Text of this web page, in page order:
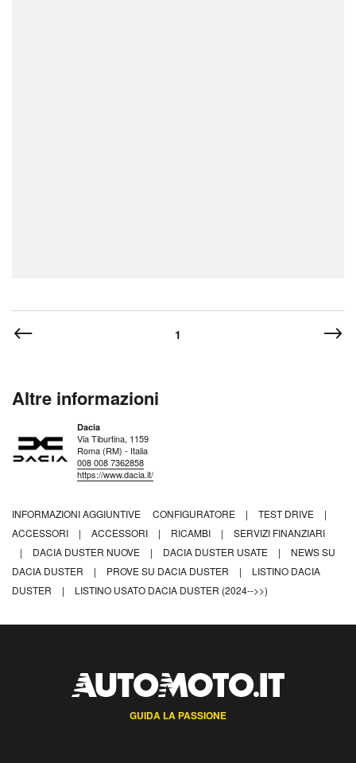
1
Altre informazioni
Dacia
Via Tiburtina, 1159
Roma (RM) - Italia
008 008 7362858
https://www.dacia.it/
INFORMAZIONI AGGIUNTIVE CONFIGURATORE | TEST DRIVE
|
ACCESSORI
| ACCESSORI | RICAMBI |
SERVIZI FINANZIARI
|
DACIA DUSTER NUOVE | DACIA DUSTER USATE |
NEWS SU
DACIA DUSTER
| PROVE SU DACIA DUSTER |
LISTINO DACIA
DUSTER
| LISTINO USATO DACIA DUSTER (2024-->>)
GUIDA LA PASSIONE